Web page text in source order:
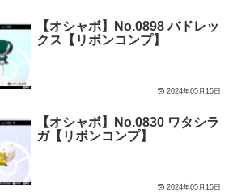
【オシャボ】No.0898 バドレッ
クス【リボンコンプ】
2024年05月15日
【オシャボ】No.0830 ワタシラ
ガ【リボンコンプ】
2024年05月15日